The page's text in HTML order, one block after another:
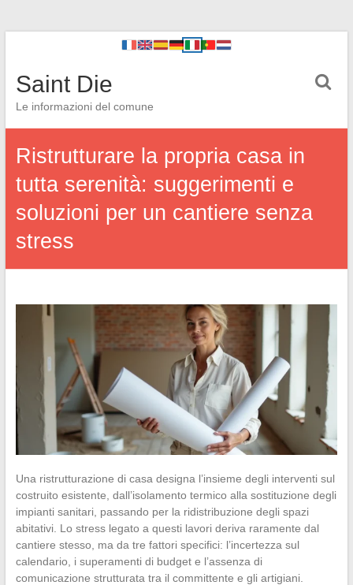
Saint Die
Le informazioni del comune
Ristrutturare la propria casa in
tutta serenità: suggerimenti e
soluzioni per un cantiere senza
stress
Una ristrutturazione di casa designa l’insieme degli interventi sul
costruito esistente, dall’isolamento termico alla sostituzione degli
impianti sanitari, passando per la ridistribuzione degli spazi
abitativi. Lo stress legato a questi lavori deriva raramente dal
cantiere stesso, ma da tre fattori specifici: l’incertezza sul
calendario, i superamenti di budget e l’assenza di
comunicazione strutturata tra il committente e gli artigiani.